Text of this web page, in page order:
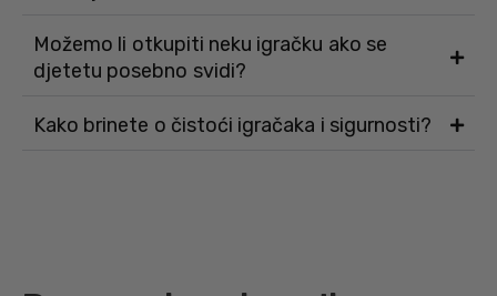
Možemo li otkupiti neku igračku ako se
djetetu posebno svidi?
Kako brinete o čistoći igračaka i sigurnosti?